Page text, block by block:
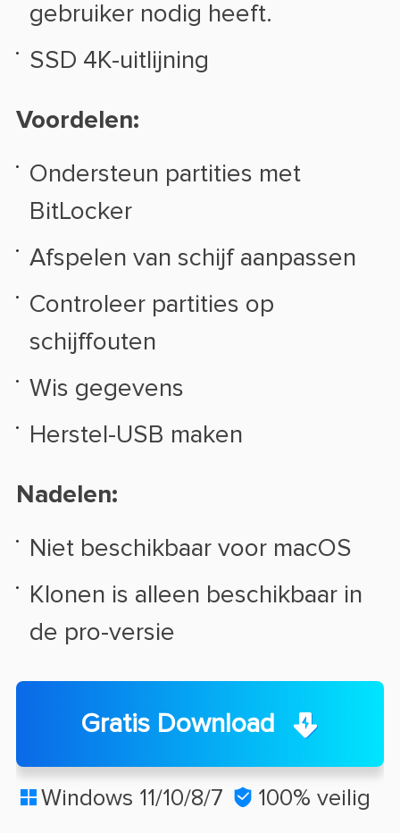
gebruiker nodig heeft.
SSD 4K-uitlijning
Voordelen:
Ondersteun partities met
BitLocker
Afspelen van schijf aanpassen
Controleer partities op
schijffouten
Wis gegevens
Herstel-USB maken
Nadelen:
Niet beschikbaar voor macOS
Klonen is alleen beschikbaar in
de pro-versie
Gratis Download
 Windows 11/10/8/7  100% veilig